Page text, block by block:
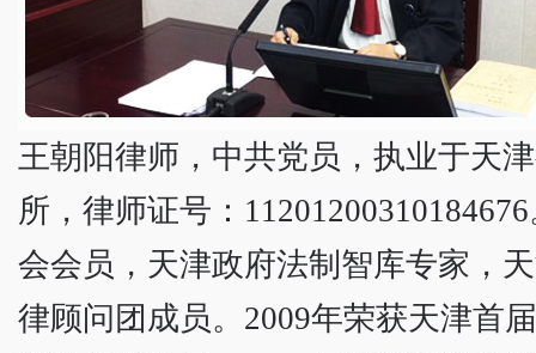
王朝阳律师，中共党员，执业于天
所，律师证号：
会会员，天津政府法制智库专家，
律顾问团成员。2009年荣获天津首